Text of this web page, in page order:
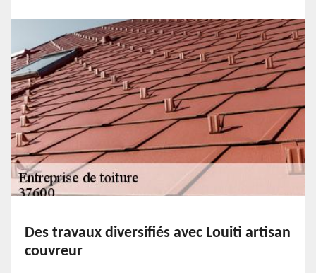
Des travaux diversifiés avec Louiti artisan
couvreur